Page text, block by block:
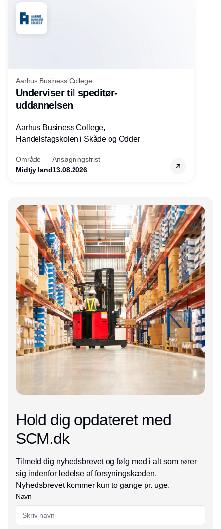
Aarhus Business College
Underviser til speditør-
uddannelsen
Aarhus Business College,
Handelsfagskolen i Skåde og Odder
Område
Midtjylland
Ansøgningsfrist
13.08.2026
Annonce
Hold dig opdateret med
SCM.dk
Tilmeld dig nyhedsbrevet og følg med i alt som rører
sig indenfor ledelse af forsyningskæden,
Nyhedsbrevet kommer kun to gange pr. uge.
Navn